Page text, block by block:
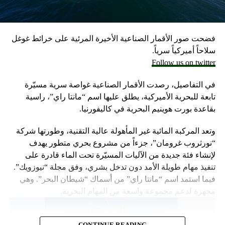
2000 رطل و500 رطل إلى إسرائيل بسبب مخاوف بشأن سقوط
ضحايا من المدنيين في مدينة رفح.
إلا أن نتنياهو خرج الأسبوع المضي بتصريحات نارية، ومفاجئة
حول مماطلة أميركا في تسليم تل أبيب أسلحة
ما أثار حفيظة البيت الأبيض الذي وصف تلك التصريحات بالمخيبة
للآمال.
فضحت صور الأقمار الصناعية الأخيرة المرئية على خرائط غوغل
سلاحاً أميركياً سرياً.
Follow us on twitter
في التفاصيل، رصدت الأقمار الصناعية غواصة سرية مسيّرة
تابعة للبحرية الأميركية، يطلق عليها اسم “مانتا راي”، راسية
بقاعدة بورت هوينيم البحرية في كاليفورنيا.
وتعد المركبة المائية غير المأهولة عالية التقنية، وطورتها شركة
“نورثروب غرومان”، جزءاً من مشروع بحري متطور يهدف
لإنشاء فئة جديدة من الآليات المسيّرة تحت الماء قادرة على
تنفيذ مهام طويلة الأمد دون تدخل بشري، وفق مجلة “نيوزويك”.
فيما استمد اسم “مانتا راي” من أسماك “شيطان البحر”. وهي
مجهزة لدعم مجموعة واسعة من المهام البحرية.